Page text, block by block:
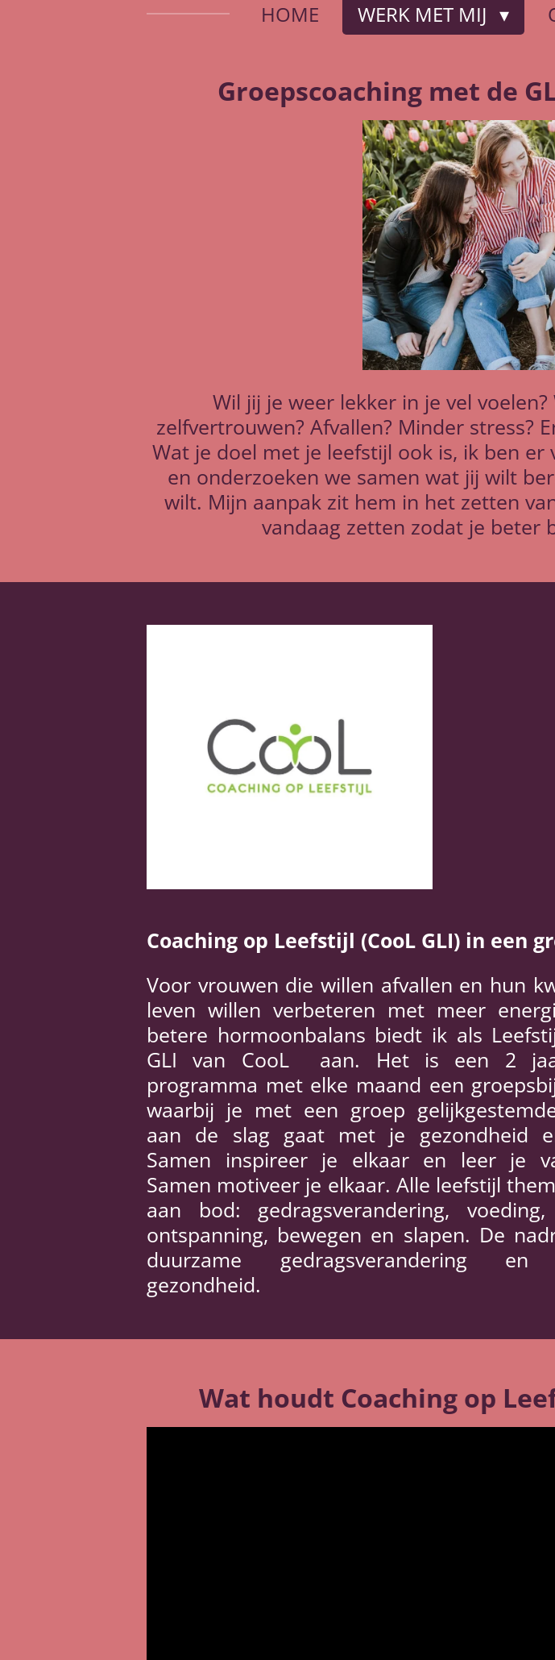
HOME WERK MET MIJ
Groepscoaching met de
Wil jij je weer lekker in je vel
zelfvertrouwen? Afvallen? Minder stress?
Wat je doel met je leefstijl ook is, ik ben
en onderzoeken we samen wat jij wilt
wilt. Mijn aanpak zit hem in het zetten
vandaag zetten zodat je beter
Coaching op Leefstijl (CooL GLI) in een
Voor vrouwen die willen afvallen en hun
leven willen verbeteren met meer
betere hormoonbalans biedt ik als
GLI van CooL aan. Het is een 2
programma met elke maand een
waarbij je met een groep
aan de slag gaat met je gezondheid
Samen inspireer je elkaar en leer je
Samen motiveer je elkaar. Alle leefstijl
aan bod: gedragsverandering,
ontspanning, bewegen en slapen. De
duurzame gedragsverandering en
gezondheid.
Wat houdt Coaching op